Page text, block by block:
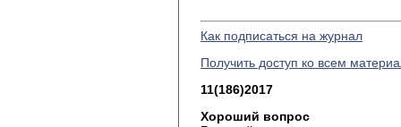
Как подписаться на журнал
Получить доступ ко всем
11(186)2017
Хороший вопрос